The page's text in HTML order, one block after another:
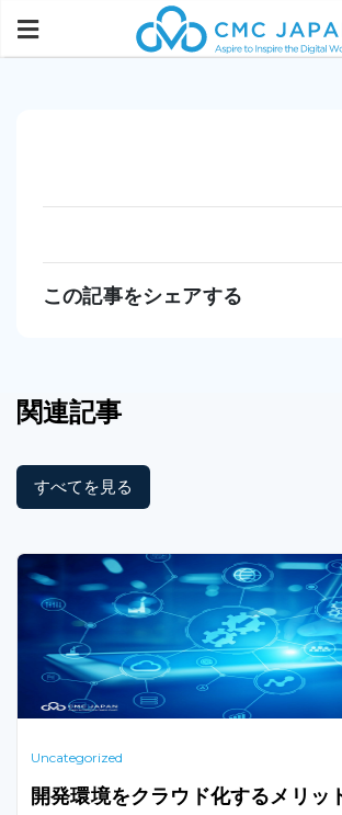
この記事をシェアする
関連記事
すべてを見る
Uncategorized
開発環境をクラウド化するメリッ